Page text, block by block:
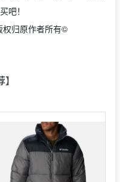
吧！
归原作者所有©️